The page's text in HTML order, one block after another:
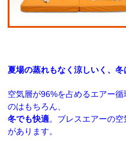
夏場の蒸れもなく涼しいく、冬
空気層が96%を占めるエアー
のはもちろん、
冬でも快適。ブレスエアーの
があります。